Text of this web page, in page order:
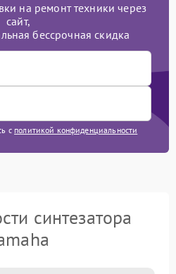
на ремонт техники через
сайт,
бессрочная скидка
с политикой конфиденциальности
синтезатора